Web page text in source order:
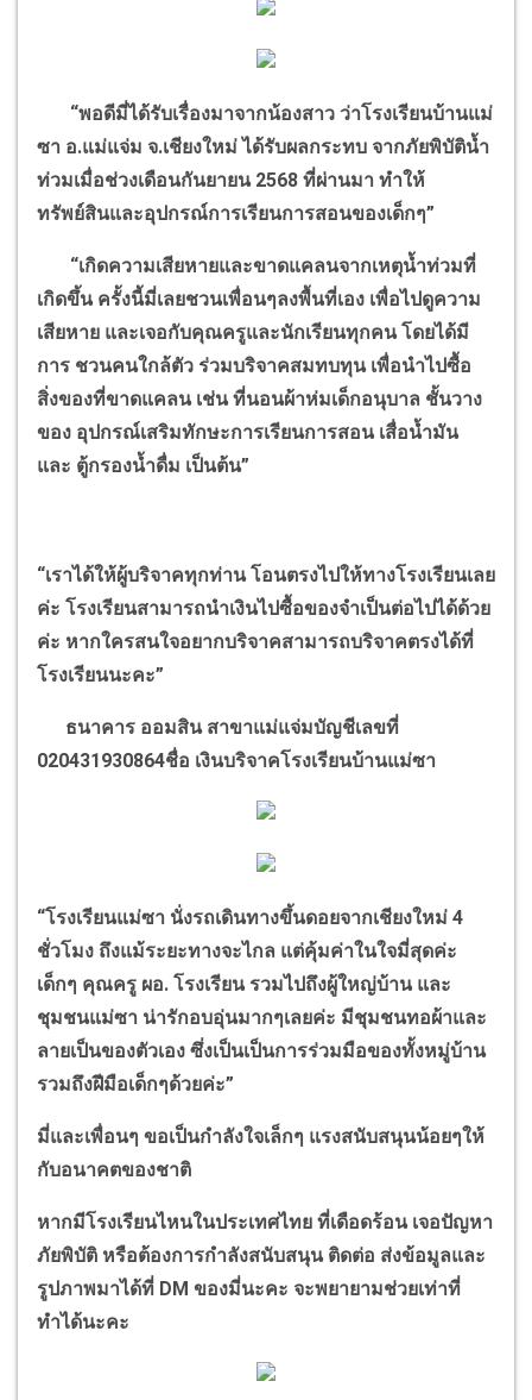
“พอดีมี่ได้รับเรื่องมาจากน้องสาว ว่าโรงเรียนบ้านแม่
ซา อ.แม่แจ่ม จ.เชียงใหม่ ได้รับผลกระทบ จากภัยพิบัติน้ำ
ท่วมเมื่อช่วงเดือนกันยายน 2568 ที่ผ่านมา ทำให้
ทรัพย์สินและอุปกรณ์การเรียนการสอนของเด็กๆ”
“เกิดความเสียหายและขาดแคลนจากเหตุน้ำท่วมที่
เกิดขึ้น ครั้งนี้มี่เลยชวนเพื่อนๆลงพื้นที่เอง เพื่อไปดูความ
เสียหาย และเจอกับคุณครูและนักเรียนทุกคน โดยได้มี
การ ชวนคนใกล้ตัว ร่วมบริจาคสมทบทุน เพื่อนำไปซื้อ
สิ่งของที่ขาดแคลน เช่น ที่นอนผ้าห่มเด็กอนุบาล ชั้นวาง
ของ อุปกรณ์เสริมทักษะการเรียนการสอน เสื่อน้ำมัน
และ ตู้กรองน้ำดื่ม เป็นต้น”
“เราได้ให้ผู้บริจาคทุกท่าน โอนตรงไปให้ทางโรงเรียนเลย
ค่ะ โรงเรียนสามารถนำเงินไปซื้อของจำเป็นต่อไปได้ด้วย
ค่ะ หากใครสนใจอยากบริจาคสามารถบริจาคตรงได้ที่
โรงเรียนนะคะ”
ธนาคาร ออมสิน สาขาแม่แจ่มบัญชีเลขที่
020431930864ชื่อ เงินบริจาคโรงเรียนบ้านแม่ซา
“โรงเรียนแม่ซา นั่งรถเดินทางขึ้นดอยจากเชียงใหม่ 4
ชั่วโมง ถึงแม้ระยะทางจะไกล แต่คุ้มค่าในใจมี่สุดค่ะ
เด็กๆ คุณครู ผอ. โรงเรียน รวมไปถึงผู้ใหญ่บ้าน และ
ชุมชนแม่ซา น่ารักอบอุ่นมากๆเลยค่ะ มีชุมชนทอผ้าและ
ลายเป็นของตัวเอง ซึ่งเป็นเป็นการร่วมมือของทั้งหมู่บ้าน
รวมถึงฝีมือเด็กๆด้วยค่ะ”
มี่และเพื่อนๆ ขอเป็นกำลังใจเล็กๆ แรงสนับสนุนน้อยๆให้
กับอนาคตของชาติ
หากมีโรงเรียนไหนในประเทศไทย ที่เดือดร้อน เจอปัญหา
ภัยพิบัติ หรือต้องการกำลังสนับสนุน ติดต่อ ส่งข้อมูลและ
รูปภาพมาได้ที่ DM ของมี่นะคะ จะพยายามช่วยเท่าที่
ทำได้นะคะ